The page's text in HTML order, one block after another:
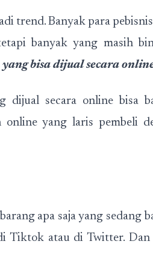
trend. Banyak para
banyak yang masih
bisa dijual secara
dijual secara online bisa
online yang laris pembeli
apa saja yang sedang
Tiktok atau di Twitter. Dan